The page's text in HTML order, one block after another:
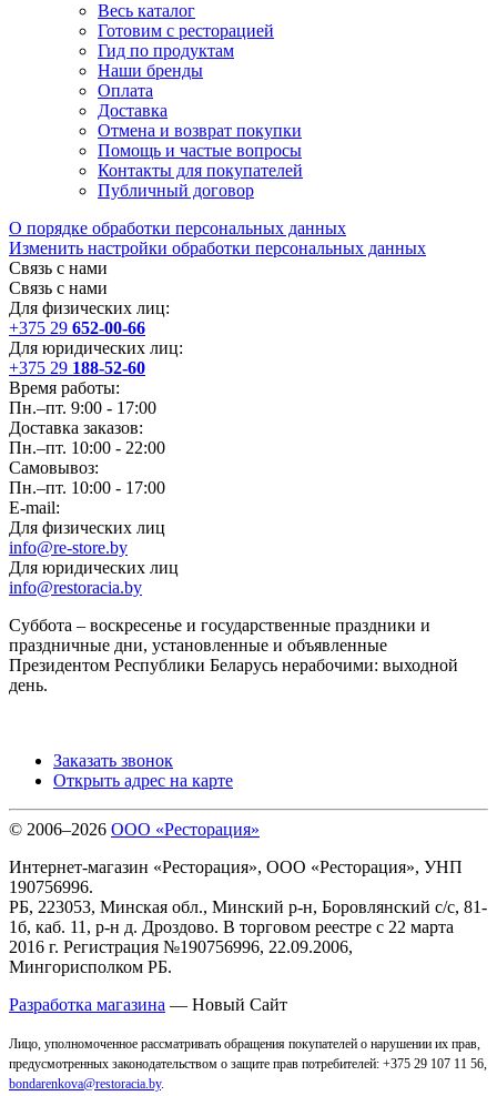
Весь каталог
Готовим с ресторацией
Гид по продуктам
Наши бренды
Оплата
Доставка
Отмена и возврат покупки
Помощь и частые вопросы
Контакты для покупателей
Публичный договор
О порядке обработки персональных данных
Изменить настройки обработки персональных данных
Связь с нами
Связь с нами
Для физических лиц:
+375 29 652-00-66
Для юридических лиц:
+375 29 188-52-60
Время работы:
Пн.–пт. 9:00 - 17:00
Доставка заказов:
Пн.–пт. 10:00 - 22:00
Самовывоз:
Пн.–пт. 10:00 - 17:00
E-mail:
Для физических лиц
info@re-store.by
Для юридических лиц
info@restoracia.by
Суббота – воскресенье и государственные праздники и
праздничные дни, установленные и объявленные
Президентом Республики Беларусь нерабочими: выходной
день.
Заказать звонок
Открыть адрес на карте
© 2006–2026 ООО «Ресторация»
Интернет-магазин «Ресторация», ООО «Ресторация», УНП
190756996.
РБ, 223053, Минская обл., Минский р-н, Боровлянский с/с, 81-
1б, каб. 11, р-н д. Дроздово. В торговом реестре с 22 марта
2016 г. Регистрация №190756996, 22.09.2006,
Мингорисполком РБ.
Разработка магазина — Новый Сайт
Лицо, уполномоченное рассматривать обращения покупателей о нарушении их прав,
предусмотренных законодательством о защите прав потребителей: +375 29 107 11 56,
bondarenkova@restoracia.by.